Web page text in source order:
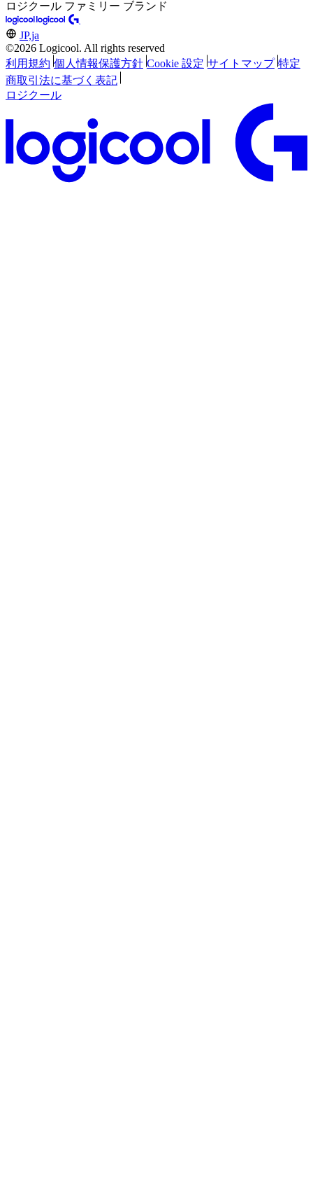
ロジクール ファミリー ブランド
JP,ja
©2026 Logicool. All rights reserved
利用規約 個人情報保護方針 Cookie 設定 サイトマップ 特定
商取引法に基づく表記
ロジクール